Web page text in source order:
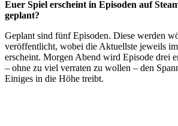
Euer Spiel erscheint in Episoden auf
geplant?
Geplant sind fünf Episoden. Diese werden
veröffentlicht, wobei die Aktuellste jeweils
erscheint. Morgen Abend wird Episode drei
– ohne zu viel verraten zu wollen – den
Einiges in die Höhe treibt.